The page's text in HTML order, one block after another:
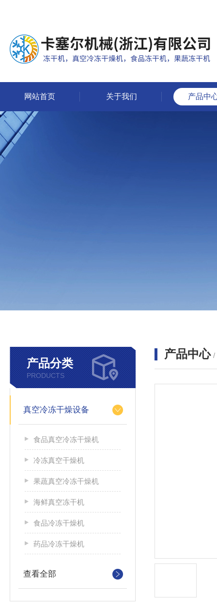
网站首页 关于我们 产品中
产品分类
PRODUCTS
真空冷冻干燥设备
食品真空冷冻干燥机
冷冻真空干燥机
果蔬真空冷冻干燥机
海鲜真空冻干机
食品冷冻干燥机
药品冷冻干燥机
查看全部
产品中心 /